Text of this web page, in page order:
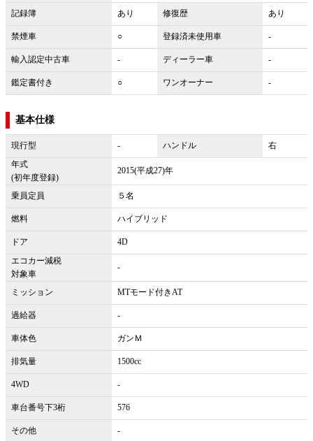
記録簿 あり 修復歴 あり
禁煙車 ○ 登録済未使用車 -
輸入認定中古車 - ディーラー車 -
鑑定書付き ○ ワンオーナー -
基本仕様
現行型 - ハンドル
右
年式
(初年度登録)
2015(平成27)年
乗員定員 ５名
燃料 ハイブリッド
ドア
4D
エコカー減税
対象車
-
ミッション MTモード付きAT
過給器 -
車体色 ガンＭ
排気量 1500cc
4WD -
車台番号下3桁 576
その他 -